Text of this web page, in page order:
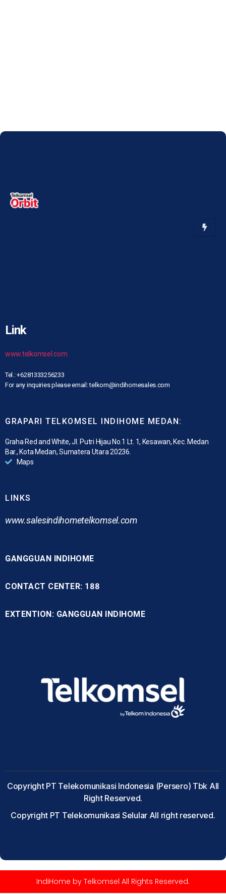
Link
www.telkomsel.com
Tel.: +6281333256233
For any inquiries please email: telkom@indihomesales.com
GRAPARI TELKOMSEL INDIHOME MEDAN:
Graha Red and White, Jl. Putri Hijau No.1 Lt. 1, Kesawan, Kec. Medan
Bar., Kota Medan, Sumatera Utara 20236.
Maps
LINKS
www.salesindihometelkomsel.com
GANGGUAN INDIHOME
CONTACT CENTER: 188
EXTENTION: GANGGUAN INDIHOME
Copyright PT Telekomunikasi Indonesia (Persero) Tbk All
Right Reserved.
Copyright PT Telekomunikasi Selular All right reserved.
IndiHome by Telkomsel All Rights Reserved.